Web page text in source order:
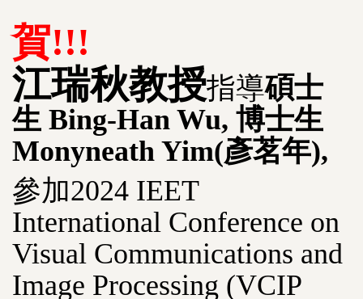
賀!!!
江瑞秋教授指導碩士
生 Bing-Han Wu, 博士生
Monyneath Yim(彥茗年),
參加2024 IEET
International Conference on
Visual Communications and
Image Processing (VCIP